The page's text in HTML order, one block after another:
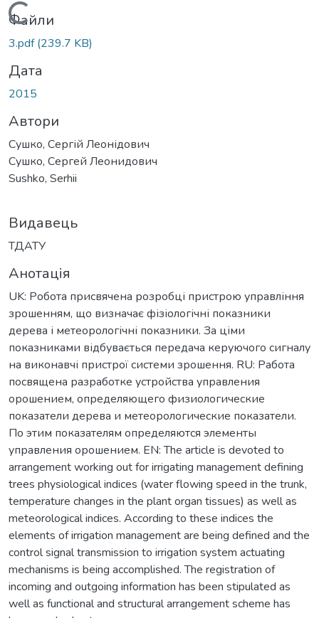
Вантажиться...
Файли
3.pdf(239.7 KB)
Дата
2015
Автори
Сушко, Сергій Леонідович
Сушко, Сергей Леонидович
Sushko, Serhii
Видавець
ТДАТУ
Анотація
UK: Робота присвячена розробці пристрою управління
зрошенням, що визначає фізіологічні показники
дерева і метеорологічні показники. За ціми
показниками відбувається передача керуючого сигналу
на виконавчі пристрої системи зрошення. RU: Работа
посвящена разработке устройства управления
орошением, определяющего физиологические
показатели дерева и метеорологические показатели.
По этим показателям определяются элементы
управления орошением. EN: The article is devoted to
arrangement working out for irrigating management defining
trees physiological indices (water flowing speed in the trunk,
temperature changes in the plant organ tissues) as well as
meteorological indices. According to these indices the
elements of irrigation management are being defined and the
control signal transmission to irrigation system actuating
mechanisms is being accomplished. The registration of
incoming and outgoing information has been stipulated as
well as functional and structural arrangement scheme has